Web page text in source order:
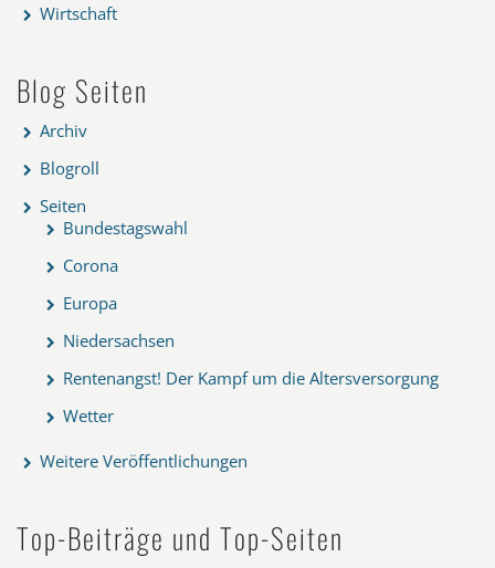
Wirtschaft
Blog Seiten
Archiv
Blogroll
Seiten
Bundestagswahl
Corona
Europa
Niedersachsen
Rentenangst! Der Kampf um die Altersversorgung
Wetter
Weitere Veröffentlichungen
Top-Beiträge und Top-Seiten